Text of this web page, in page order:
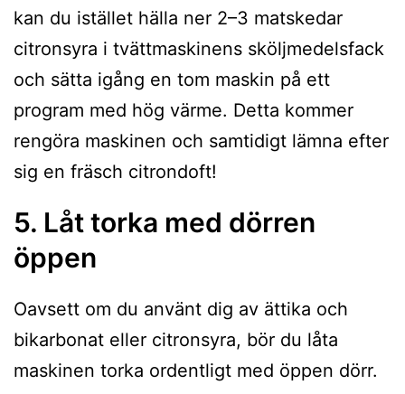
kan du istället hälla ner 2–3 matskedar
citronsyra i tvättmaskinens sköljmedelsfack
och sätta igång en tom maskin på ett
program med hög värme. Detta kommer
rengöra maskinen och samtidigt lämna efter
sig en fräsch citrondoft!
5. Låt torka med dörren
öppen
Oavsett om du använt dig av ättika och
bikarbonat eller citronsyra, bör du låta
maskinen torka ordentligt med öppen dörr.